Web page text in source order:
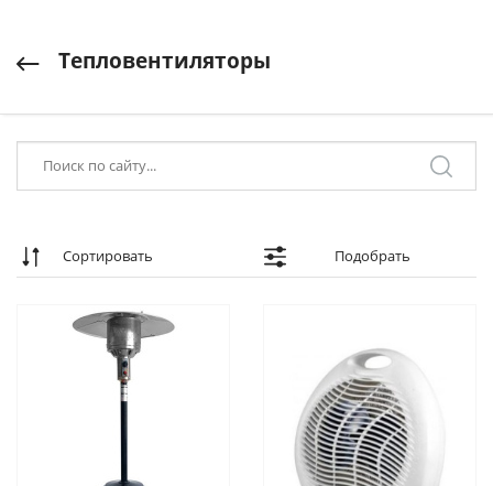
Тепловентиляторы
Сортировать Подобрать